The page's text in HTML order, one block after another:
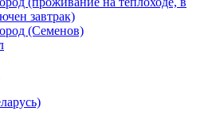
завтрак)
(Семенов)